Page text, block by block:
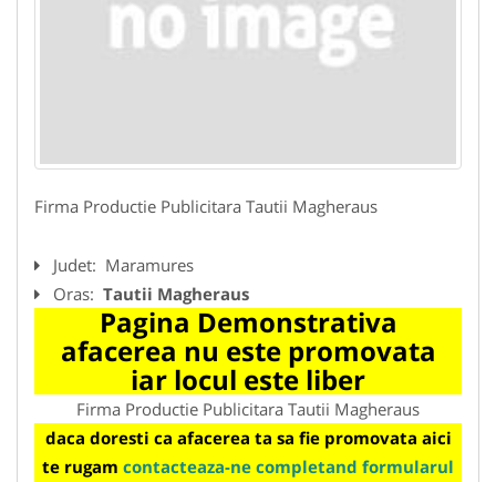
Firma Productie Publicitara Tautii Magheraus
Judet: Maramures
Oras: Tautii Magheraus
Pagina Demonstrativa
afacerea nu este promovata
iar locul este liber
Firma Productie Publicitara Tautii Magheraus
daca doresti ca afacerea ta sa fie promovata aici
te rugam contacteaza-ne completand formularul